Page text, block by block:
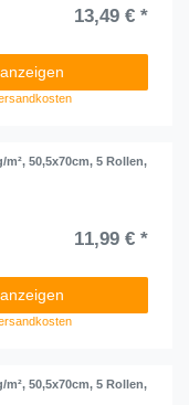
13,49 € *
50,5x70cm, 5 Rollen,
11,99 € *
50,5x70cm, 5 Rollen,